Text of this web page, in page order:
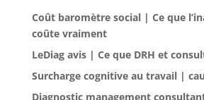
Coût baromètre social | Ce que
coûte vraiment
LeDiag avis | Ce que DRH et
Surcharge cognitive au travail |
Diagnostic management